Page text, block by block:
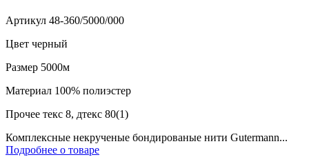
Артикул 48-360/5000/000
Цвет черный
Размер 5000м
Материал 100% полиэстер
Прочее текс 8, дтекс 80(1)
Комплексные некрученые бондированые нити Gutermann...
Подробнее о товаре